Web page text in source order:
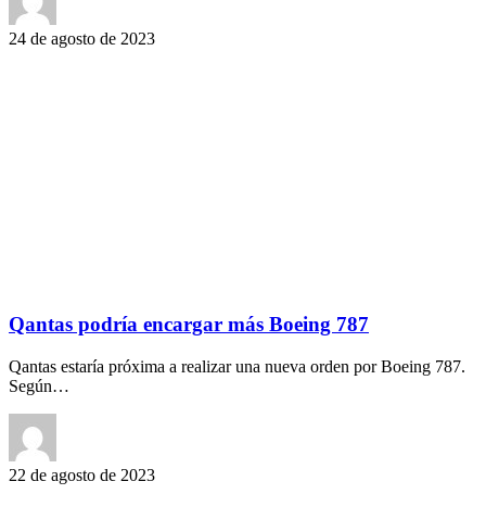
24 de agosto de 2023
Qantas podría encargar más Boeing 787
Qantas estaría próxima a realizar una nueva orden por Boeing 787.
Según…
22 de agosto de 2023